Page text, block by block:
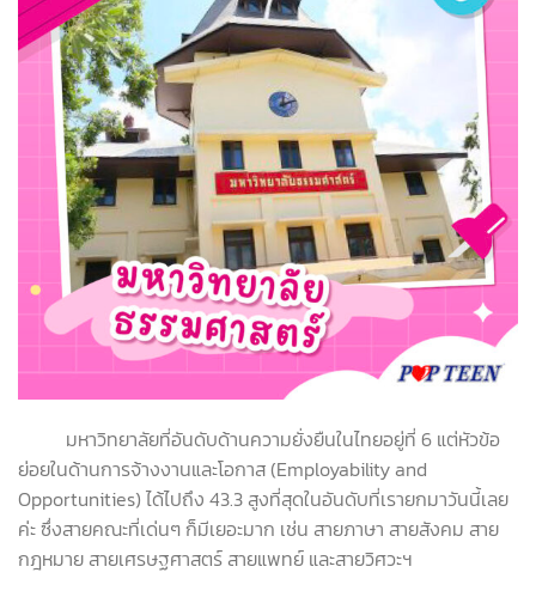
มหาวิทยาลัยที่อันดับด้านความยั่งยืนในไทยอยู่ที่ 6 แต่หัวข้อ
ย่อยในด้านการจ้างงานและโอกาส (Employability and
Opportunities) ได้ไปถึง 43.3 สูงที่สุดในอันดับที่เรายกมาวันนี้เลย
ค่ะ ซึ่งสายคณะที่เด่นๆ ก็มีเยอะมาก เช่น สายภาษา สายสังคม สาย
กฎหมาย สายเศรษฐศาสตร์ สายแพทย์ และสายวิศวะฯ